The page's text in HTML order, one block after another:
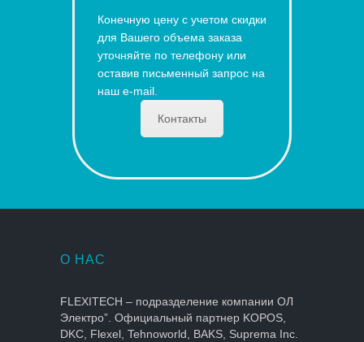
Конечную цену с учетом скидки
для Вашего объема заказа
уточняйте по телефону или
оставив письменный запрос на
наш e-mail.
Контакты
О НАС
FLEXITECH – подразделение компании ОЛ
Электро”. Официальный партнер KOPOS,
DKC, Flexel, Tehnoworld, BAKS, Suprema Inc.